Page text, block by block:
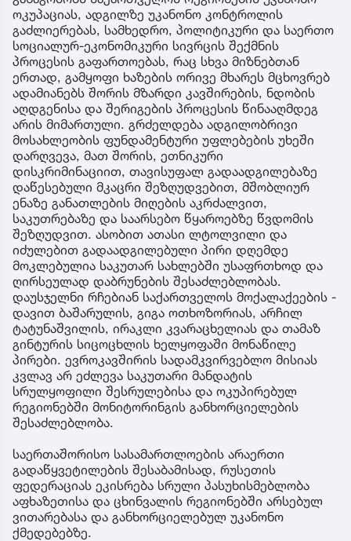
ოკუპაციას, ადგილზე უკანონო კონტროლის
გაძლიერებას, სამხედრო, პოლიტიკური და საერთო
სოციალურ-ეკონომიკური სივრცის შექმნის
პროცესის გაფართოებას, რაც სხვა მიზნებთან
ერთად, გამყოფი ხაზების ორივე მხარეს მცხოვრებ
ადამიანებს შორის მზარდი კავშირების, ნდობის
აღდგენისა და შერიგების პროცესის წინააღმდეგ
არის მიმართული. გრძელდება ადგილობრივი
მოსახლეობის ფუნდამენტური უფლებების უხეში
დარღვევა, მათ შორის, ეთნიკური
დისკრიმინაციით, თავისუფალ გადაადგილებაზე
დაწესებული მკაცრი შეზღუდვებით, მშობლიურ
ენაზე განათლების მიღების აკრძალვით,
საკუთრებაზე და საარსებო წყაროებზე წვდომის
შეზღუდვით. ასობით ათასი ლტოლვილი და
იძულებით გადაადგილებული პირი დღემდე
მოკლებულია საკუთარ სახლებში უსაფრთხოდ და
ღირსეულად დაბრუნების შესაძლებლობას.
დაუსჯელნი რჩებიან საქართველოს მოქალაქეების -
დავით ბაშარულის, გიგა ოთხოზორიას, არჩილ
ტატუნაშვილის, ირაკლი კვარაცხელიას და თამაზ
გინტურის სიცოცხლის ხელყოფაში მონაწილე
პირები. ევროკავშირის სადამკვირვებლო მისიას
კვლავ არ ეძლევა საკუთარი მანდატის
სრულყოფილი შესრულებისა და ოკუპირებულ
რეგიონებში მონიტორინგის განხორციელების
შესაძლებლობა.
საერთაშორისო სასამართლოების არაერთი
გადაწყვეტილების შესაბამისად, რუსეთის
ფედერაციას ეკისრება სრული პასუხისმებლობა
აფხაზეთისა და ცხინვალის რეგიონებში არსებულ
ვითარებასა და განხორციელებულ უკანონო
ქმედებებზე.